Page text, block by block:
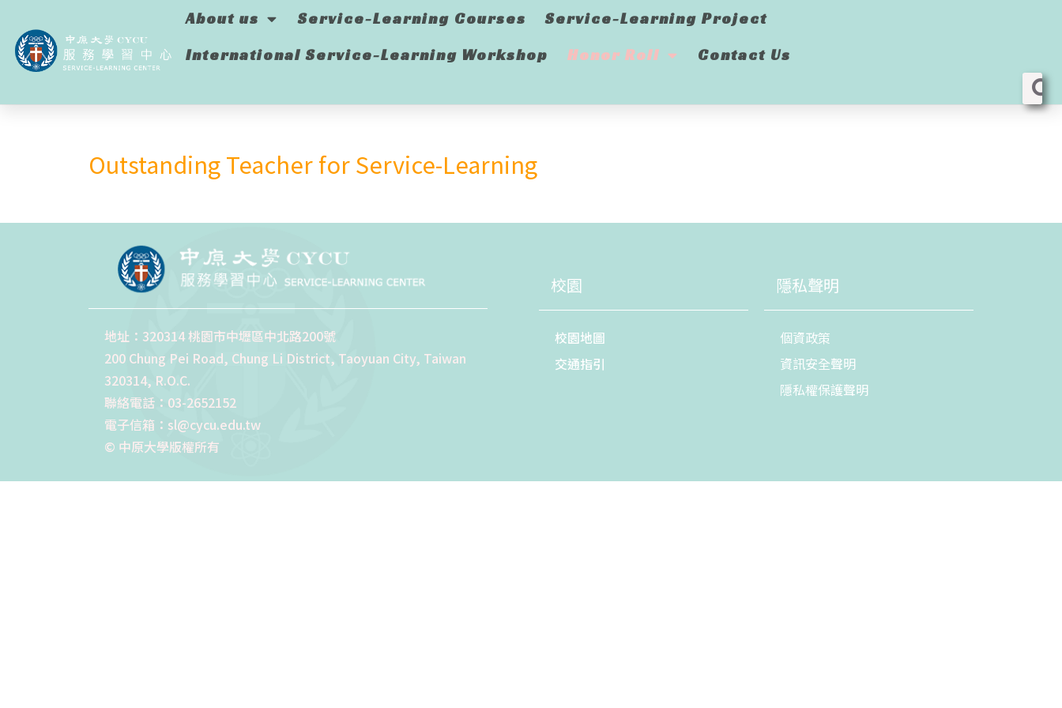
About us Service-Learning Courses
Service-Learning Project
International Service-Learning Workshop
Honor Roll Contact Us
Outstanding Teacher for Service-Learning
地址：320314 桃園市中壢區中北路200號
200 Chung Pei Road, Chung Li District, Taoyuan City, Taiwan
320314, R.O.C.
聯絡電話：03-2652152
電子信箱：sl@cycu.edu.tw
© 中原大學版權所有
校園
校園地圖
交通指引
隱私聲明
個資政策
資訊安全聲明
隱私權保護聲明